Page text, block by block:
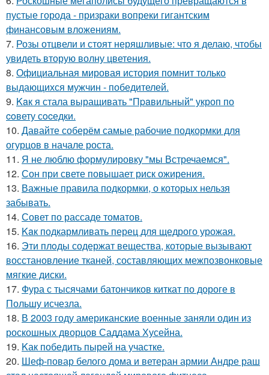
пустые города - призраки вопреки гигантским
финансовым вложениям.
7. Розы отцвели и стоят неряшливые: что я делаю, чтобы
увидеть вторую волну цветения.
8. Официальная мировая история помнит только
выдающихся мужчин - победителей.
9. Kaк я стала выращивать "Пpaвильный" укроп по
coвету сocедки.
10. Давайте соберём самые рабочие подкормки для
огурцов в начале роста.
11. Я не люблю формулировку "мы Встречаемся".
12. Сон при свете повышает риск ожирения.
13. Важные правила подкормки, о которых нельзя
забывать.
14. Совет по рассаде томатов.
15. Kaк подкармливать перец для щедрого урожая.
16. Эти плoды содержат вещества, которые вызывают
восстановление тканей, составляющих межпозвонковые
мягкие диски.
17. Фура с тысячами батончиков киткат по дороге в
Польшу исчезла.
18. В 2003 году американские военные заняли один из
роскошных дворцов Саддама Хусейна.
19. Kак победить пырей на участке.
20. Шеф-повар белого дома и ветеран армии Андре раш